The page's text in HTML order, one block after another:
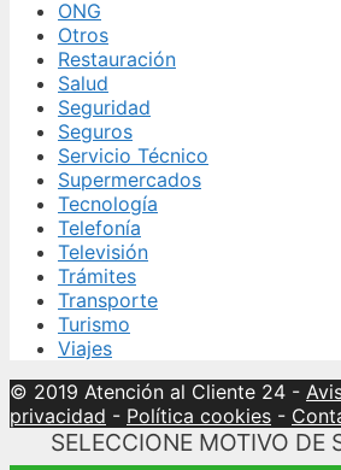
ONG
Otros
Restauración
Salud
Seguridad
Seguros
Servicio Técnico
Supermercados
Tecnología
Telefonía
Televisión
Trámites
Transporte
Turismo
Viajes
© 2019 Atención al Cliente 24 -
privacidad - Política cookies -
SELECCIONE MOTIVO DE